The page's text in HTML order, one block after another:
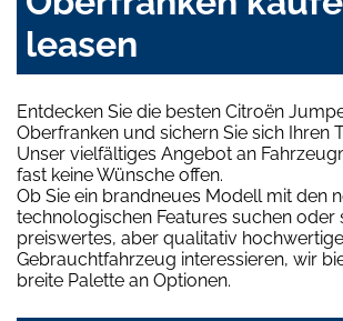
leasen
Entdecken Sie die besten Citroën
Oberfranken und sichern Sie sich Ihren
Unser vielfältiges Angebot an
fast keine Wünsche offen.
Ob Sie ein brandneues Modell mit den
technologischen Features suchen oder
preiswertes, aber qualitativ
Gebrauchtfahrzeug interessieren, wir
breite Palette an Optionen.